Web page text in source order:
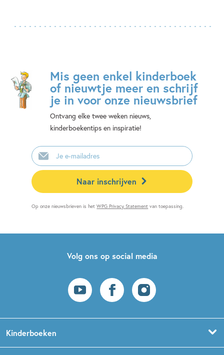
Mis geen enkel kinderboek
of nieuwtje meer en schrijf
je in voor onze nieuwsbrief
Ontvang elke twee weken nieuws,
kinderboekentips en inspiratie!
E-
mailadres
Naar inschrijven
Op onze nieuwsbrieven is hetWPG Privacy Statement van toepassing.
Volg ons op social media
Kinderboeken